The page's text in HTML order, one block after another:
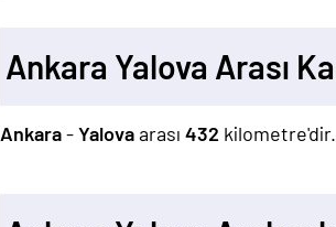
Ankara Yalova Arası
Ankara-Yalovaarası 432 kilometre'dir.